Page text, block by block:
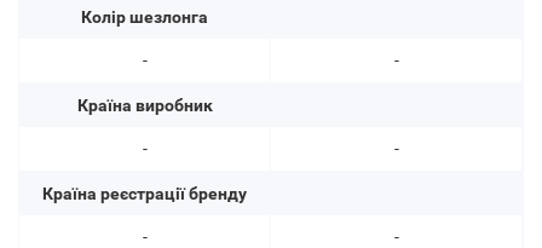
Колір шезлонга
-
Країна виробник
-
Країна реєстрації бренду
-
-
-
-